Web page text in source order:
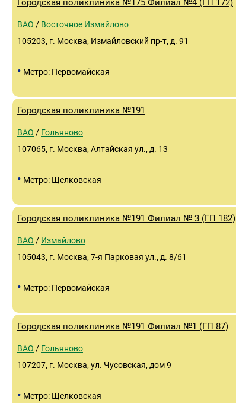
Городская поликлиника №175 Филиал №4 (ГП 172)
ВАО / Восточное Измайлово
105203, г. Москва, Измайловский пр-т, д. 91
• Метро: Первомайская
Городская поликлиника №191
ВАО / Гольяново
107065, г. Москва, Алтайская ул., д. 13
• Метро: Щелковская
Городская поликлиника №191 Филиал № 3 (ГП 182)
ВАО / Измайлово
105043, г. Москва, 7-я Парковая ул., д. 8/61
• Метро: Первомайская
Городская поликлиника №191 Филиал №1 (ГП 87)
ВАО / Гольяново
107207, г. Москва, ул. Чусовская, дом 9
• Метро: Щелковская